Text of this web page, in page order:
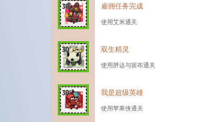
雇佣任务完成
使用艾米通关
双生精灵
使用胖达与斑布通关
我是超级英雄
使用苹果侠通关